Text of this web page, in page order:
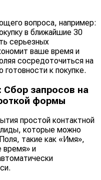
вопроса, например:
в ближайшие 30
серьезных
ваше время и
сосредоточиться на
к покупке.
Сбор запросов на
формы
простой контактной
которые можно
такие как «Имя»,
время» и